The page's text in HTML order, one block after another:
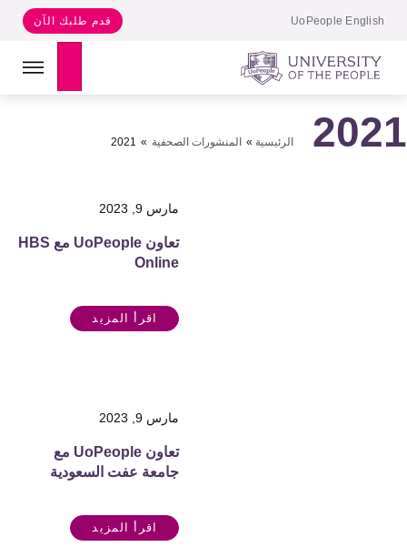
UoPeople English قدم طلبك الآن
Search
الرئيسية» المنشورات الصحفية»
2021
مارس 9, 2023
تعاون UoPeople مع HBS
Online
اقرأ المزيد
مارس 9, 2023
تعاون UoPeople مع
جامعة عفت السعودية
اقرأ المزيد